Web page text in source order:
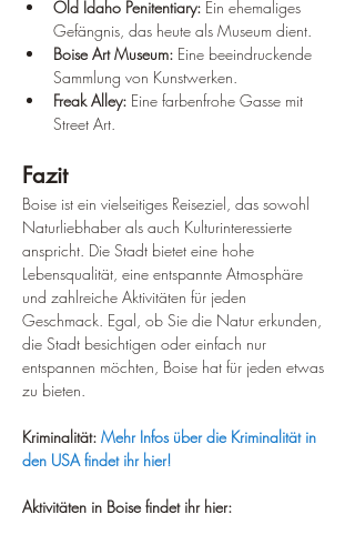
Old Idaho Penitentiary: Ein ehemaliges
Gefängnis, das heute als Museum dient.
Boise Art Museum: Eine beeindruckende
Sammlung von Kunstwerken.
Freak Alley: Eine farbenfrohe Gasse mit
Street Art.
Fazit
Boise ist ein vielseitiges Reiseziel, das sowohl
Naturliebhaber als auch Kulturinteressierte
anspricht. Die Stadt bietet eine hohe
Lebensqualität, eine entspannte Atmosphäre
und zahlreiche Aktivitäten für jeden
Geschmack. Egal, ob Sie die Natur erkunden,
die Stadt besichtigen oder einfach nur
entspannen möchten, Boise hat für jeden etwas
zu bieten.
Kriminalität: Mehr Infos über die Kriminalität in
den USA findet ihr hier!
Aktivitäten in Boise findet ihr hier: